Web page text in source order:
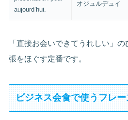
aujourd’hui.
オジュルデュイ
「直接お会いできてうれしい」
張をほぐす定番です。
ビジネス会食で使うフレー